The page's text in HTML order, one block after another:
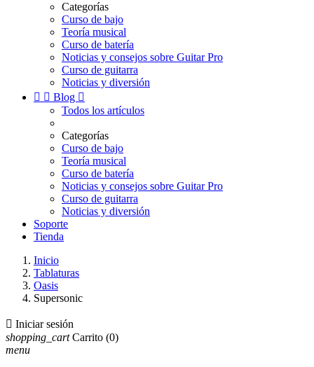
Categorías
Curso de bajo
Teoría musical
Curso de batería
Noticias y consejos sobre Guitar Pro
Curso de guitarra
Noticias y diversión
  Blog 
Todos los artículos
Categorías
Curso de bajo
Teoría musical
Curso de batería
Noticias y consejos sobre Guitar Pro
Curso de guitarra
Noticias y diversión
Soporte
Tienda
Inicio
Tablaturas
Oasis
Supersonic
 Iniciar sesión
shopping_cart Carrito (0)
menu